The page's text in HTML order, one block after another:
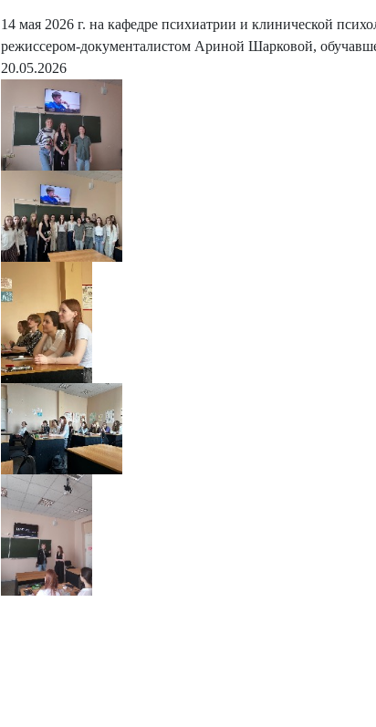
14 мая 2026 г. на кафедре психиатрии и клинической
режиссером-документалистом Ариной Шарковой,
20.05.2026